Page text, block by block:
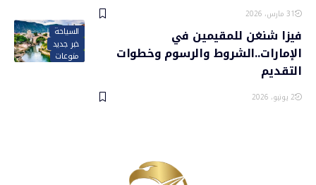
31 مارس، 2026
السياحة
خبر جديد
منوعات
فيزا شنغن للمقيمين في
الإمارات..الشروط والرسوم وخطوات
التقديم
2 يونيو، 2026